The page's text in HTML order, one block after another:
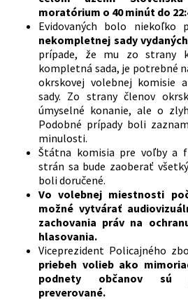
moratórium o 40 minút do
Evidovaných bolo niekoľko
nekompletnej sady
prípade, že mu zo strany
kompletná sada, je potrebné
okrskovej volebnej komisie
sady. Zo strany členov
úmyselné konanie, ale o
Podobné prípady boli
minulosti.
Štátna komisia pre voľby a
strán sa bude zaoberať
boli doručené.
Vo volebnej miestnosti
možné vytvárať
zachovania práv na
hlasovania.
Viceprezident Policajného
priebeh volieb ako
podnety občanov sú
preverované.